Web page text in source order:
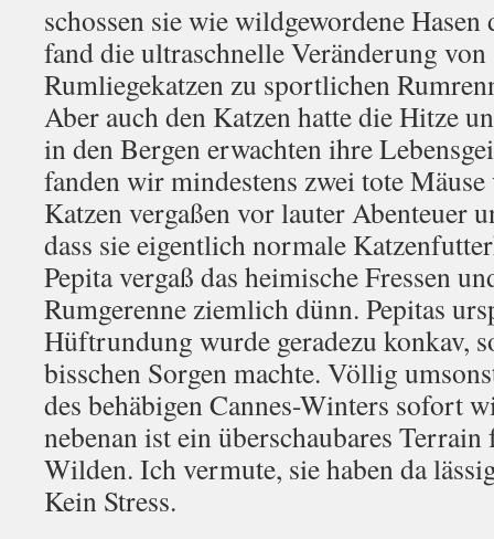
schossen sie wie wildgewordene
fand die ultraschnelle Veränderung von
Rumliegekatzen zu sportlichen
Aber auch den Katzen hatte die Hitze
in den Bergen erwachten ihre
fanden wir mindestens zwei tote
Katzen vergaßen vor lauter Abenteuer
dass sie eigentlich normale
Pepita vergaß das heimische Fressen
Rumgerenne ziemlich dünn. Pepitas
Hüftrundung wurde geradezu konkav,
bisschen Sorgen machte. Völlig
des behäbigen Cannes-Winters sofort
nebenan ist ein überschaubares
Wilden. Ich vermute, sie haben da
Kein Stress.